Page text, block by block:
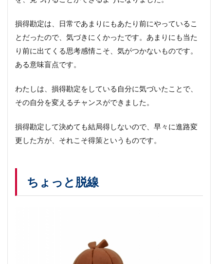
損得勘定は、日常であまりにもあたり前にやっているこ
とだったので、気づきにくかったです。あまりにも当た
り前に出てくる思考感情こそ、気がつかないものです。
ある意味盲点です。
わたしは、損得勘定をしている自分に気づいたことで、
その自分を変えるチャンスができました。
損得勘定して決めても結局得しないので、早々に進路変
更した方が、それこそ得策というものです。
ちょっと脱線